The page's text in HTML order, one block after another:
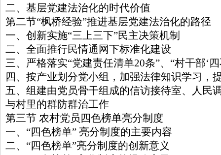
二、基层党建法治化的时代价值
第二节“枫桥经验”推进基层党建法治化的路径
一、创新实施“三上三下”民主决策机制
二、全面推行民情通网下标准化建设
三、严格落实“党建责任清单20条”、“村干部‘
四、按产业划分党小组，加强法律知识学习，
五、组建由党员骨干组成的信访接待室、人民
与村里的群防群治工作
第三节 农村党员四色榜单亮分制度
一、“四色榜单” 亮分制度的主要内容
二、“四色榜单”亮分制度的创新意义